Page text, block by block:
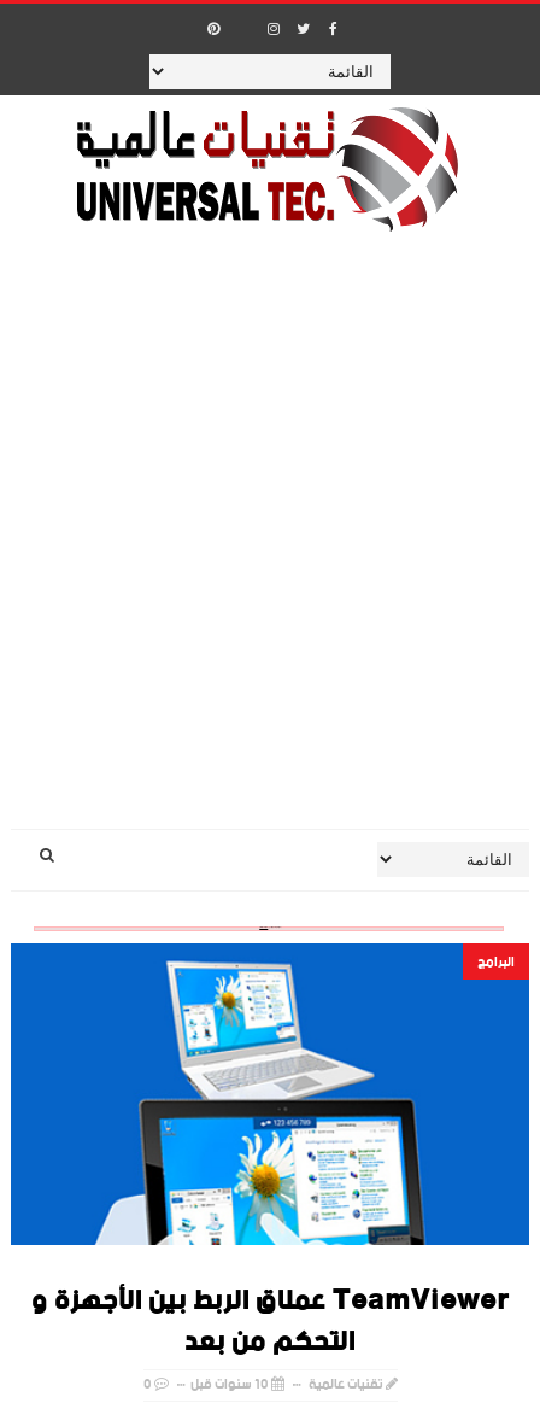
‏إظهار الرسائل ذات التسمياتالبرامجإظهار كافة الرسائل
البرامج
TeamViewer عملاق الربط بين الأجهزة و
التحكم من بعد
تقنيات عالمية 10 سنوات قبل 0